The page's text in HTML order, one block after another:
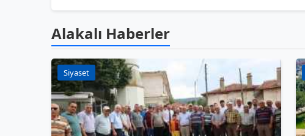
Alakalı Haberler
Siyaset